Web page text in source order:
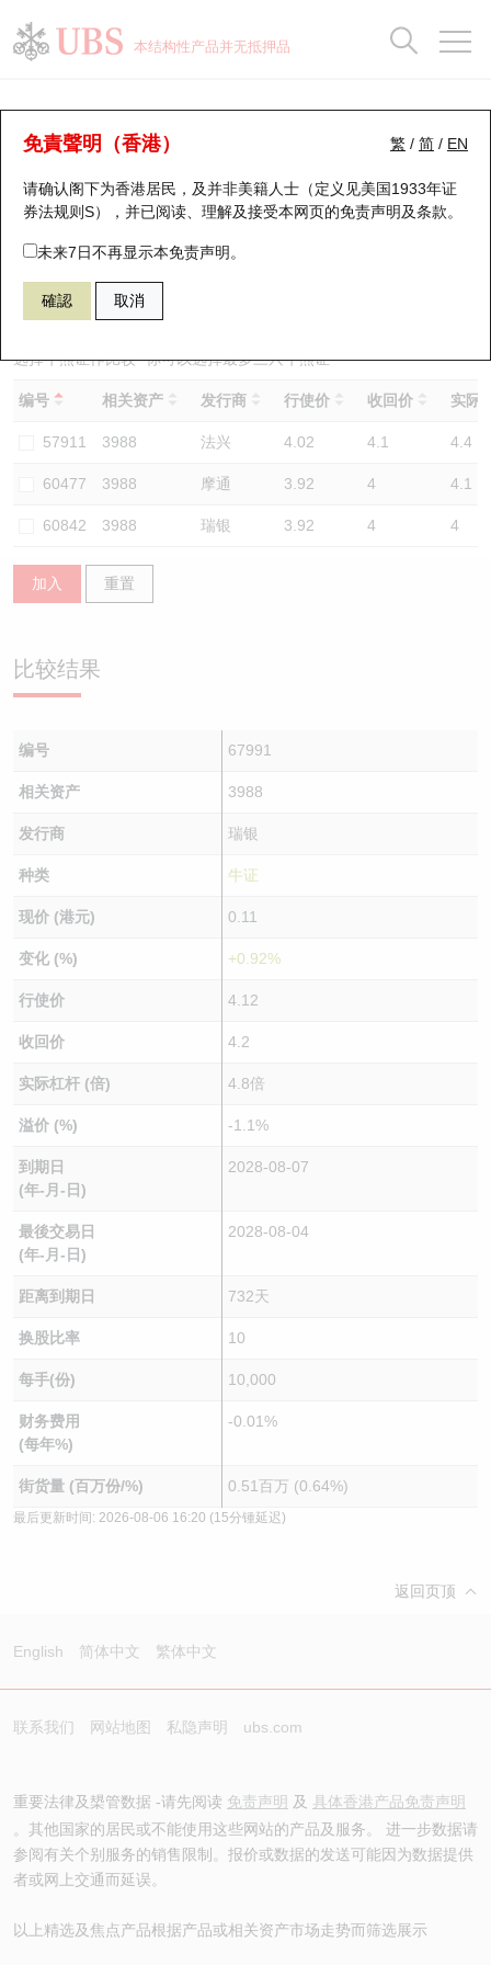
本结构性产品并无抵押品
繁 / 简 / EN
免責聲明（香港）
请确认阁下为香港居民，及并非美籍人士（定义见美国1933年证
券法规则S），并已阅读、理解及接受本网页的免责声明及条款。
未来7日不再显示本免责声明。
確認 取消
牛熊证分析仪
表现 街货统计 比较
67991 瑞银牛证 3988 中国银行
选择牛熊证作比较 *你可以选择最多三只牛熊证
编号 相关资产 发行商 行使价 收回价 实际
57911 3988 法兴 4.02 4.1 4.4
60477 3988 摩通 3.92 4 4.1
60842 3988 瑞银 3.92 4 4
加入 重置
比较结果
编号 67991
相关资产 3988
发行商 瑞银
种类 牛证
现价 (港元) 0.11
变化 (%) +0.92%
行使价 4.12
收回价 4.2
实际杠杆 (倍) 4.8倍
溢价 (%) -1.1%
到期日
(年-月-日)
2028-08-07
最後交易日
(年-月-日)
2028-08-04
距离到期日 732天
换股比率 10
每手(份) 10,000
财务费用
(每年%)
-0.01%
街货量 (百万份/%) 0.51百万 (0.64%)
最后更新时间: 2026-08-06 16:20 (15分锺延迟)
返回页顶
English 简体中文 繁体中文
联系我们 网站地图 私隐声明 ubs.com
重要法律及槼管数据 -请先阅读 免责声明 及 具体香港产品免责声明
。其他国家的居民或不能使用这些网站的产品及服务。 进一步数据请
参阅有关个别服务的销售限制。报价或数据的发送可能因为数据提供
者或网上交通而延误。
以上精选及焦点产品根据产品或相关资产市场走势而筛选展示
瑞银认股证一览
新发行瑞银认股证
即将到期认股证
认股证到期结算价查找
认股证分析仪
认股证速算机
认股证/牛熊证日志
认股证文件及公告
街货统计
比较
牛熊全景快搜
牛熊证搜寻
牛熊证街货分布图
正股牛熊证列表
新发行瑞银牛熊证
已收回牛熊证剩余价值
牛熊证到期结算价查找
牛熊证分析仪
牛熊证文件及公告
牛熊证文件及公告 (瑞信)
街货统计
比较
十大升幅/跌幅
十大认股证成交分布
十天股证占大市成交
资金流
街货统计
三十大平均引伸波幅
正股分析仪
二十大活跃股份
恒指成份股
国指成份股
科指成份股
相关资产沽空
中资ETFs溢价比较
AH 股价对照
ADR
收市竞价变化
持股比重
显示所有持股比重
每月轮证大市专题
轮证专栏
讲座及教育短片
认股证投资者教育
牛熊证投资者教育
认股证牛熊证常问问题